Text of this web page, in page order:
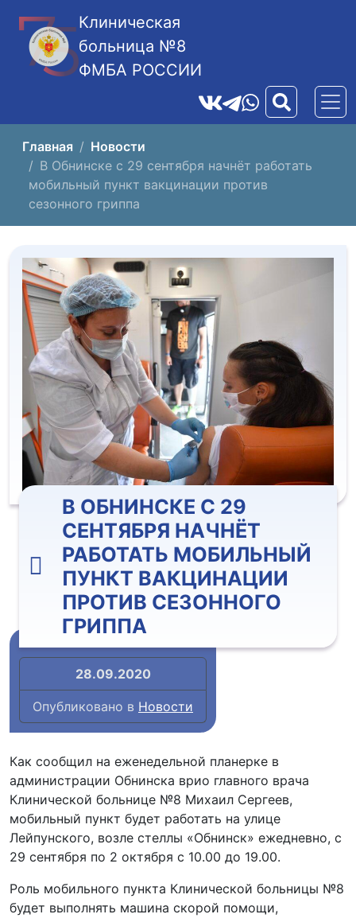
Клиническая
больница №8
ФМБА РОССИИ
Главная
Новости
В Обнинске с 29 сентября начнёт работать
мобильный пункт вакцинации против
сезонного гриппа
В ОБНИНСКЕ С 29
СЕНТЯБРЯ НАЧНЁТ
РАБОТАТЬ МОБИЛЬНЫЙ
ПУНКТ ВАКЦИНАЦИИ
ПРОТИВ СЕЗОННОГО
ГРИППА
28.09.2020
Опубликовано в Новости
Как сообщил на еженедельной планерке в
администрации Обнинска врио главного врача
Клинической больнице №8 Михаил Сергеев,
мобильный пункт будет работать на улице
Лейпунского, возле стеллы «Обнинск» ежедневно, с
29 сентября по 2 октября с 10.00 до 19.00.
Роль мобильного пункта Клинической больницы №8
будет выполнять машина скорой помощи,